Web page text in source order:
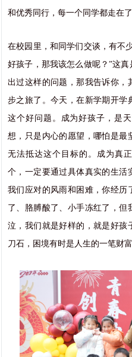
和优秀同行，每一个同学都走在
在校园里，和同学们交谈，有不
好孩子，那我该怎么做呢？”这
出过这样的问题，那我告诉你，
步之旅了。今天，在新学期开学
这个好问题。成为好孩子，是
想，只是内心的愿望，哪怕是最
无法抵达这个目标的。成为真
个，一定要通过具体真实的生活
我们应对的风雨和困难，你经历
了、胳膊酸了、小手冻红了，
泣，我们就是好样的，就是好孩
刀石，困境有时是人生的一笔财富